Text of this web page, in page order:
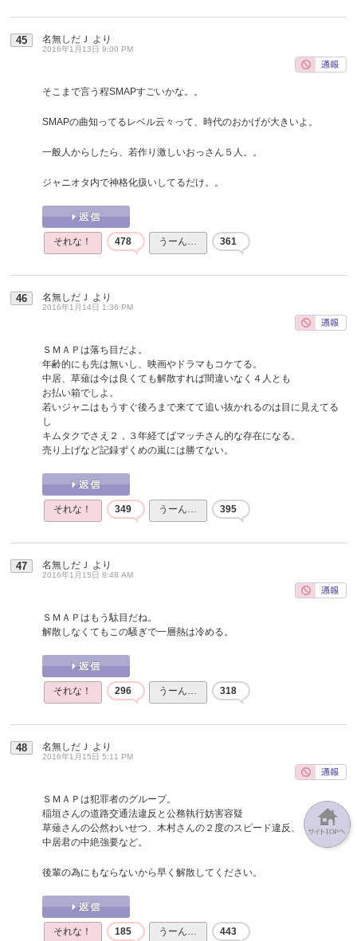
45 名無しだＪ より
2016年1月13日 9:00 PM
そこまで言う程SMAPすごいかな。。
SMAPの曲知ってるレベル云々って、時代のおかげが大きいよ。
一般人からしたら、若作り激しいおっさん５人。。
ジャニオタ内で神格化扱いしてるだけ。。
それな！ 478 うーん… 361
46 名無しだＪ より
2016年1月14日 1:36 PM
ＳＭＡＰは落ち目だよ。
年齢的にも先は無いし、映画やドラマもコケてる。
中居、草薙は今は良くても解散すれば間違いなく４人とも
お払い箱でしよ。
若いジャニはもうすぐ後ろまで来てて追い抜かれるのは目に見えてる
し
キムタクでさえ２，３年経てばマッチさん的な存在になる。
売り上げなど記録ずくめの嵐には勝てない。
それな！ 349 うーん… 395
47 名無しだＪ より
2016年1月15日 8:48 AM
ＳＭＡＰはもう駄目だね。
解散しなくてもこの騒ぎで一層熱は冷める。
それな！ 296 うーん… 318
48 名無しだＪ より
2016年1月15日 5:11 PM
ＳＭＡＰは犯罪者のグループ。
稲垣さんの道路交通法違反と公務執行妨害容疑
草薙さんの公然わいせつ、木村さんの２度のスピード違反、
中居君の中絶強要など。
後輩の為にもならないから早く解散してください。
それな！ 185 うーん… 443